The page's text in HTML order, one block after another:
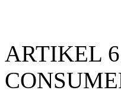
ARTIKEL